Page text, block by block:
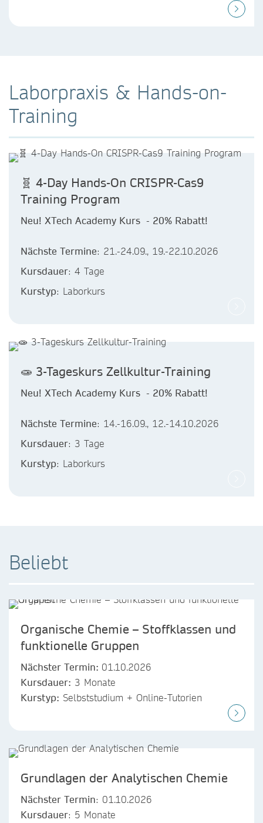
Laborpraxis & Hands-on-
Training
🧬 4-Day Hands-On CRISPR-Cas9
Training Program
Neu! XTech Academy Kurs - 20% Rabatt!
Nächste Termine: 21.-24.09., 19.-22.10.2026
Kursdauer: 4 Tage
Kurstyp: Laborkurs
🧫 3-Tageskurs Zellkultur-Training
Neu! XTech Academy Kurs - 20% Rabatt!
Nächste Termine: 14.-16.09., 12.-14.10.2026
Kursdauer: 3 Tage
Kurstyp: Laborkurs
Beliebt
Organische Chemie – Stoffklassen und
funktionelle Gruppen
Nächster Termin: 01.10.2026
Kursdauer: 3 Monate
Kurstyp: Selbststudium + Online-Tutorien
Grundlagen der Analytischen Chemie
Nächster Termin: 01.10.2026
Kursdauer: 5 Monate